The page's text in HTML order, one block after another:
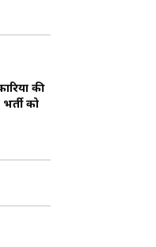
की
को